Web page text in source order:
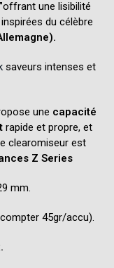
offrant une lisibilité
du célèbre
saveurs intenses et
une capacité
rapide et propre, et
clearomiseur est
Z Series
mm.
45gr/accu).